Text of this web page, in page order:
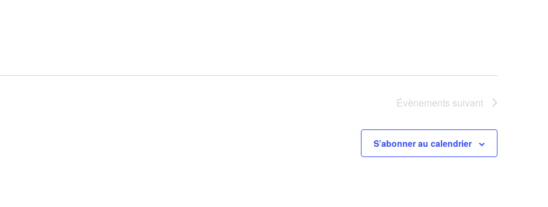
Évènements suivant
S’abonner au calendrier